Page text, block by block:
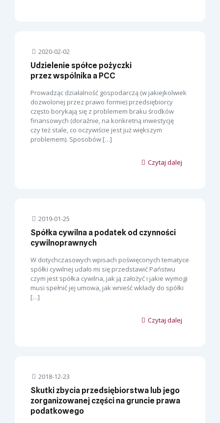
2020-02-02
Udzielenie spółce pożyczki
przez wspólnika a PCC
Prowadząc działalność gospodarczą (w jakiejkolwiek
dozwolonej przez prawo formie) przedsiębiorcy
często borykają się z problemem braku środków
finansowych (doraźnie, na konkretną inwestycję
czy też stale, co oczywiście jest już większym
problemem). Sposobów […]
Czytaj dalej
2019-01-25
Spółka cywilna a podatek od czynności
cywilnoprawnych
W dotychczasowych wpisach poświęconych tematyce
spółki cywilnej udało mi się przedstawić Państwu
czym jest spółka cywilna, jak ją założyć i jakie wymogi
musi spełnić jej umowa, jak wnieść wkłady do spółki
[…]
Czytaj dalej
2018-12-23
Skutki zbycia przedsiębiorstwa lub jego
zorganizowanej części na gruncie prawa
podatkowego